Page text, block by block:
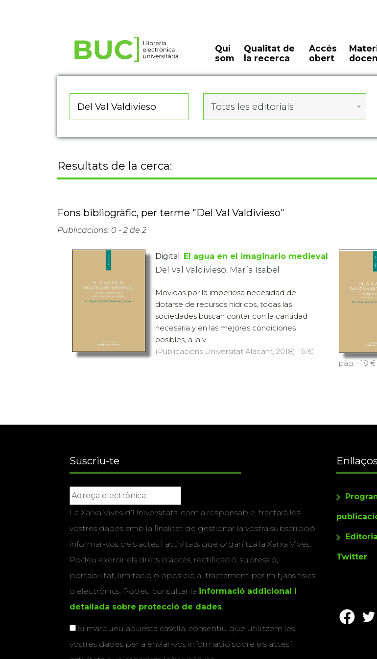
Qui
som
Qualitat de
la recerca
Accés
obert
Totes les editorials
Resultats de la cerca:
Fons bibliogràfic, per terme "Del Val Valdivieso"
Publicacions: 0 - 2 de 2
Digital: El agua en el imaginario medieval
Del Val Valdivieso, María Isabel
Movidas por la imperiosa necesidad de
dotarse de recursos hídricos, todas las
sociedades buscan contar con la cantidad
necesaria y en las mejores condiciones
posibles, a la v...
(Publicacions Universitat Alacant, 2018) · 6 €
pàg. · 18 €
Suscriu-te
La Xarxa Vives d’Universitats, com a responsable, tractarà les
vostres dades amb la finalitat de gestionar la vostra subscripció i
informar-vos dels actes i activitats que organitza la Xarxa Vives.
Podeu exercir els drets d’accés, rectificació, supressió,
portabilitat, limitació o oposició al tractament per mitjans físics
o electrònics. Podeu consultar la informació addicional i
detallada sobre protecció de dades.
Si marqueu aquesta casella, consentiu que utilitzem les
vostres dades per a enviar-vos informació sobre els actes i
Enllaços
Twitter